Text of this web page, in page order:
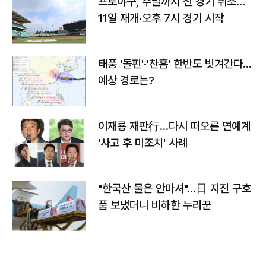
11일 재개·오후 7시 경기 시작
태풍 '돌핀'·'찬홈' 한반도 빗겨간다…
예상 경로는?
이재룡 재판行…다시 떠오른 연예계
'사고 후 미조치' 사례
"한국산 물은 안마셔"…日 지진 구호
품 보냈더니 비하한 누리꾼